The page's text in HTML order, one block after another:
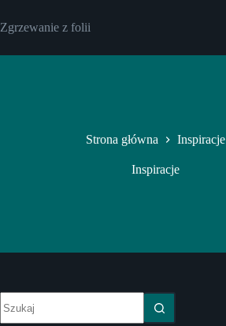
do
treści
Zgrzewanie z folii
Strona główna Inspiracje
Inspiracje
wyników